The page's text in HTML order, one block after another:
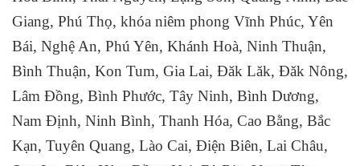
Giang, Phú Thọ, khóa niêm phong Vĩnh Phúc, Yên
Bái, Nghệ An, Phú Yên, Khánh Hoà, Ninh Thuận,
Bình Thuận, Kon Tum, Gia Lai, Đăk Lăk, Đăk Nông,
Lâm Đồng, Bình Phước, Tây Ninh, Bình Dương,
Nam Định, Ninh Bình, Thanh Hóa, Cao Bằng, Bắc
Kạn, Tuyên Quang, Lào Cai, Điện Biên, Lai Châu,